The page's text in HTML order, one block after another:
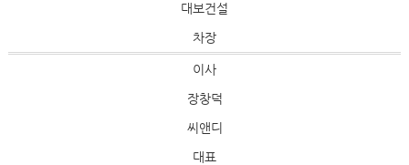
대보건설
차장
이사
장창덕
씨앤디
대표